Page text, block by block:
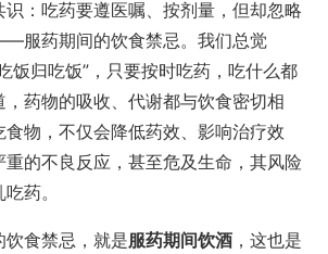
：吃药要遵医嘱、按剂量，但却忽略
服药期间的饮食禁忌。我们总觉
饭归吃饭”，只要按时吃药，吃什么都
药物的吸收、代谢都与饮食密切相
食物，不仅会降低药效、影响治疗效
的不良反应，甚至危及生命，其风险
药。
食禁忌，就是服药期间饮酒 ，这也是